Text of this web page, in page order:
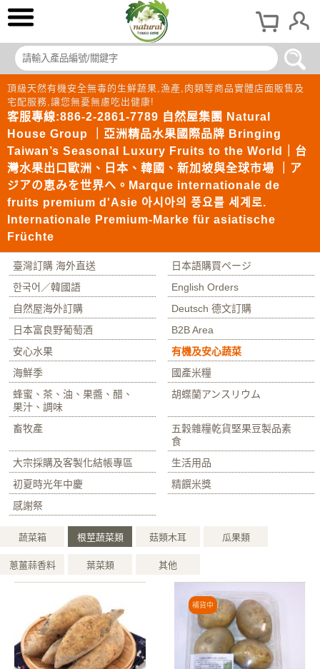
頂級天然有機安全無毒的生鮮蔬果,漁產,肉類等商品實體店面販售及
宅配服務,讓您無憂無慮吃出健康!
客服專線:886-2-2861-7789 自然屋集團 Natural
House Group ｜亞洲精品水果國際品牌 Bringing
Taiwan’s Seasonal Luxury Fruits to the World｜台
灣水果出口歐洲、日本、韓國、新加坡與全球市場 ｜ア
ジアの恵みを世界へ。Marque internationale de
fruits premium d'Asie 아시아의 풍요를 세계로.
Internationale Premium-Marke für asiatische
Früchte
臺灣訂購 海外直送
日本語購買ページ
한국어／韓國語
English Orders
自然屋海外訂購
Deutsch 德文訂購
日本富良野葡萄酒
B2B Area
安心水果
有機及安心蔬菜
海鮮季
國產米糧
蜂蜜、茶、油、果醬、醋、
果汁、調味
胡蝶蘭アンスリウム
畜牧產
五穀雜糧乾貨堅果豆製品素
食
大宗採購及客製化結帳專區
生活用品
初夏時光年中慶
精饌米獎
感謝祭
蔬菜箱 根莖蔬菜類 菇類木耳 瓜果類
蔥薑蒜香料 葉菜類 其他